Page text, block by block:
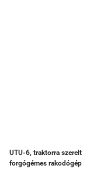
UTU-6, traktorra szerelt
forgógémes rakodógép